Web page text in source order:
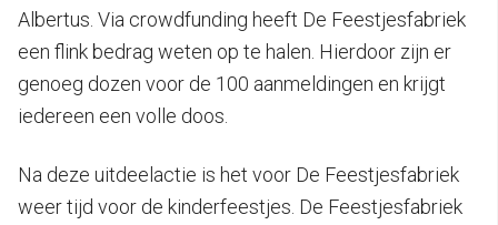
Albertus. Via crowdfunding heeft De Feestjesfabriek
een flink bedrag weten op te halen. Hierdoor zijn er
genoeg dozen voor de 100 aanmeldingen en krijgt
iedereen een volle doos.
Na deze uitdeelactie is het voor De Feestjesfabriek
weer tijd voor de kinderfeestjes. De Feestjesfabriek